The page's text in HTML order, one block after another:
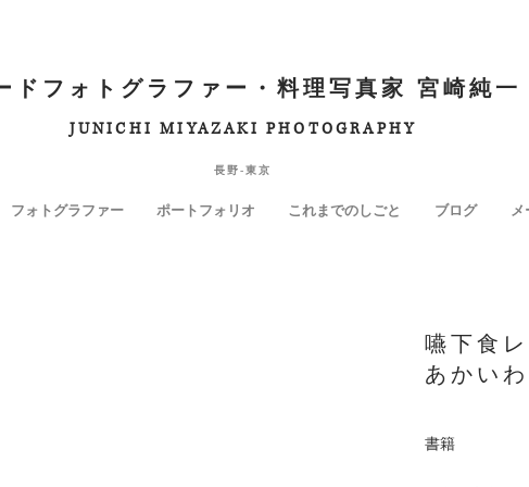
ドフォトグラファー・料理写真家 宮崎純一
JUNICHI MIYAZAKI PHOTOGRAPHY
長野-東京
フォトグラファー ポートフォリオ これまでのしごと ブログ
メ
嚥下食
あかい
書籍